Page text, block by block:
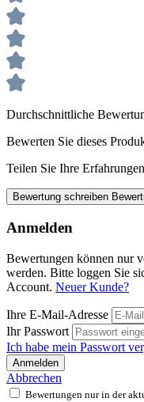
Durchschnittliche
Bewerten Sie dieses
Teilen Sie Ihre
Bewertung schreiben
Anmelden
Bewertungen können nur
werden. Bitte loggen Sie
Account. Neuer Kunde?
Ihre E-Mail-Adresse
Ihr Passwort
Ich habe mein Passwort
Anmelden
Abbrechen
Bewertungen nur in der